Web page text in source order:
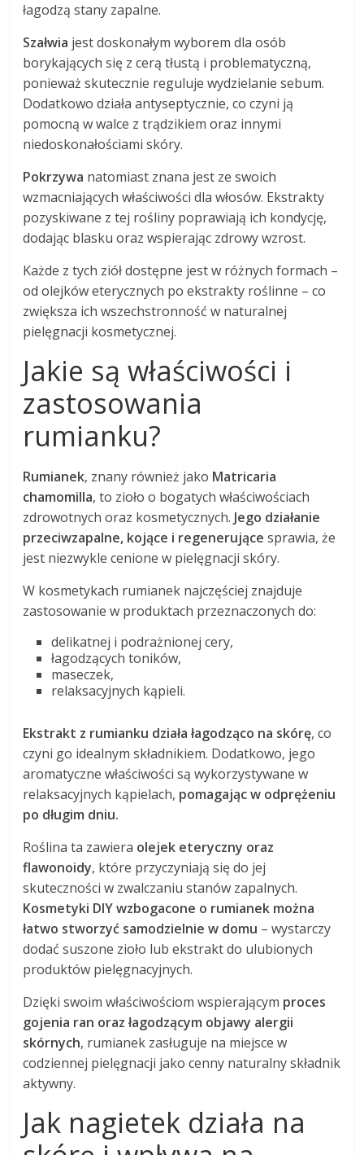
łagodzą stany zapalne.
Szałwia jest doskonałym wyborem dla osób
borykających się z cerą tłustą i problematyczną,
ponieważ skutecznie reguluje wydzielanie sebum.
Dodatkowo działa antyseptycznie, co czyni ją
pomocną w walce z trądzikiem oraz innymi
niedoskonałościami skóry.
Pokrzywa natomiast znana jest ze swoich
wzmacniających właściwości dla włosów. Ekstrakty
pozyskiwane z tej rośliny poprawiają ich kondycję,
dodając blasku oraz wspierając zdrowy wzrost.
Każde z tych ziół dostępne jest w różnych formach –
od olejków eterycznych po ekstrakty roślinne – co
zwiększa ich wszechstronność w naturalnej
pielęgnacji kosmetycznej.
Jakie są właściwości i
zastosowania
rumianku?
Rumianek, znany również jako Matricaria
chamomilla, to zioło o bogatych właściwościach
zdrowotnych oraz kosmetycznych. Jego działanie
przeciwzapalne, kojące i regenerujące sprawia, że
jest niezwykle cenione w pielęgnacji skóry.
W kosmetykach rumianek najczęściej znajduje
zastosowanie w produktach przeznaczonych do:
delikatnej i podrażnionej cery,
łagodzących toników,
maseczek,
relaksacyjnych kąpieli.
Ekstrakt z rumianku działa łagodząco na skórę, co
czyni go idealnym składnikiem. Dodatkowo, jego
aromatyczne właściwości są wykorzystywane w
relaksacyjnych kąpielach, pomagając w odprężeniu
po długim dniu.
Roślina ta zawiera olejek eteryczny oraz
flawonoidy, które przyczyniają się do jej
skuteczności w zwalczaniu stanów zapalnych.
Kosmetyki DIY wzbogacone o rumianek można
łatwo stworzyć samodzielnie w domu – wystarczy
dodać suszone zioło lub ekstrakt do ulubionych
produktów pielęgnacyjnych.
Dzięki swoim właściwościom wspierającym proces
gojenia ran oraz łagodzącym objawy alergii
skórnych, rumianek zasługuje na miejsce w
codziennej pielęgnacji jako cenny naturalny składnik
aktywny.
Jak nagietek działa na